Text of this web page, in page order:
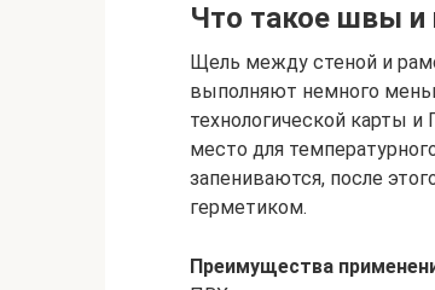
Что такое швы и
Щель между стеной и
выполняют немного
технологической карты
место для
запениваются, после
герметиком.
Преимущества